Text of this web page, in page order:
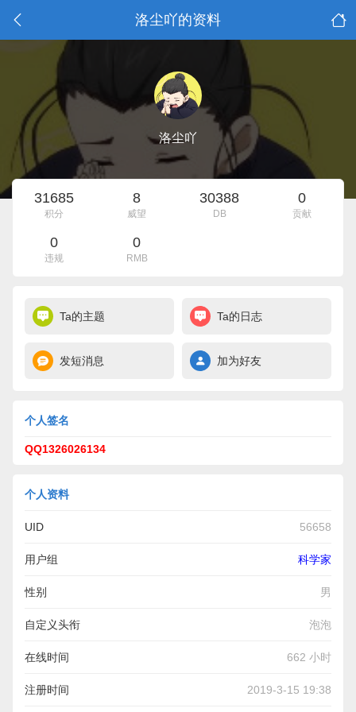
洛尘吖的资料
洛尘吖
31685
积分
8
威望
30388
DB
0
贡献
0
违规
0
RMB
Ta的主题 Ta的日志
发短消息 加为好友
个人签名
QQ1326026134
个人资料
UID 56658
用户组 科学家
性别 男
自定义头衔 泡泡
在线时间 662 小时
注册时间 2019-3-15 19:38